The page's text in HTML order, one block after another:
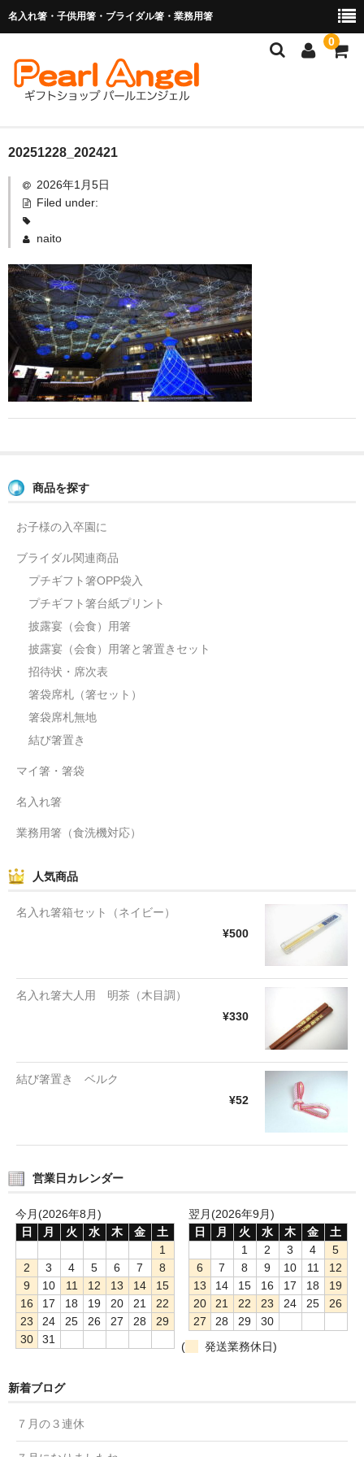
名入れ箸・子供用箸・ブライダル箸・業務用箸
0
商品を探す
お子様の入卒園に
業務用箸（食洗機対応）
マイ箸・箸袋
ご利用ガイド
よくあるご質問
20251228_202421
2026年1月5日
Filed under:
naito
商品を探す
お子様の入卒園に
ブライダル関連商品
プチギフト箸OPP袋入
プチギフト箸台紙プリント
披露宴（会食）用箸
披露宴（会食）用箸と箸置きセット
招待状・席次表
箸袋席札（箸セット）
箸袋席札無地
結び箸置き
マイ箸・箸袋
名入れ箸
業務用箸（食洗機対応）
人気商品
名入れ箸箱セット（ネイビー）
¥500
名入れ箸大人用 明茶（木目調）
¥330
結び箸置き ベルク
¥52
営業日カレンダー
今月(2026年8月)
日
月 火 水 木 金
土
1
2
3 4 5 6 7
8
9
10 11 12 13 14
15
16
17 18 19 20 21
22
23
24 25 26 27 28
29
30
31
翌月(2026年9月)
日
月 火 水 木 金
土
1
2 3 4
5
6
7 8 9 10 11
12
13
14 15 16 17 18
19
20
21 22 23 24 25
26
27
28 29
30
(
発送業務休日)
新着ブログ
７月の３連休